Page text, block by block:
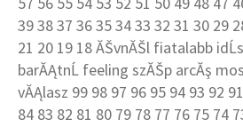
39 38 37 36 35 34 33 32 31 30 29
21 20 19 18 ĂŠvnĂŠl fiatalabb
barĂĄtnĹ feeling szĂŠp arcĂş
vĂĄlasz 99 98 97 96 95 94 93 92
84 83 82 81 80 79 78 77 76 75 74